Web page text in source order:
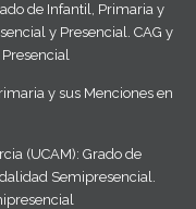
de Infantil, Primaria y
y Presencial. CAG y
y sus Menciones en
(UCAM): Grado de
Semipresencial.